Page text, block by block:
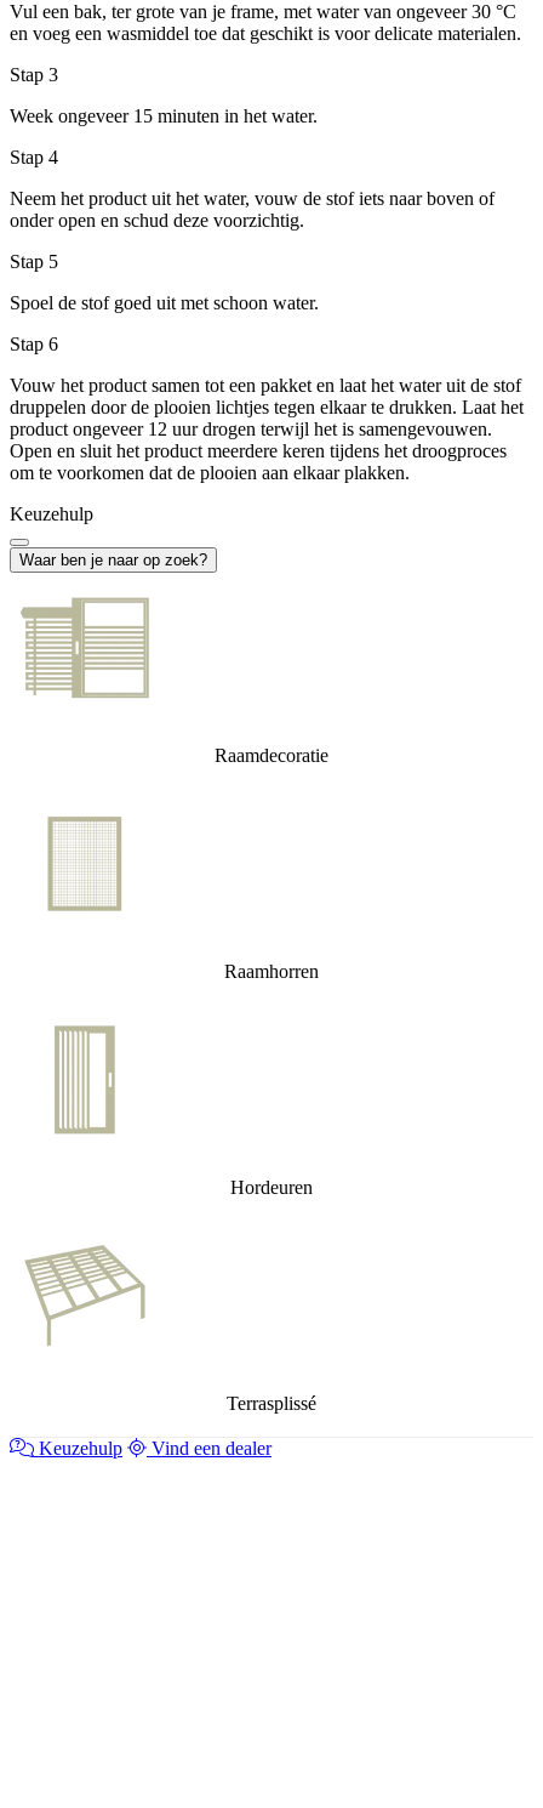
Vul een bak, ter grote van je frame, met water van ongeveer 30 °C
en voeg een wasmiddel toe dat geschikt is voor delicate materialen.
Stap 3
Week ongeveer 15 minuten in het water.
Stap 4
Neem het product uit het water, vouw de stof iets naar boven of
onder open en schud deze voorzichtig.
Stap 5
Spoel de stof goed uit met schoon water.
Stap 6
Vouw het product samen tot een pakket en laat het water uit de stof
druppelen door de plooien lichtjes tegen elkaar te drukken. Laat het
product ongeveer 12 uur drogen terwijl het is samengevouwen.
Open en sluit het product meerdere keren tijdens het droogproces
om te voorkomen dat de plooien aan elkaar plakken.
Keuzehulp
Waar ben je naar op zoek?
Raamdecoratie
Raamhorren
Hordeuren
Terrasplissé
Keuzehulp Vind een dealer